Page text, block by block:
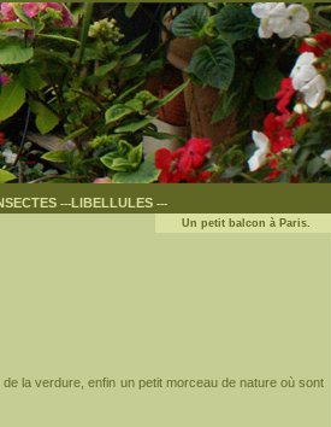
---LIBELLULES ---
Un petit balcon à Paris.
la verdure, enfin un petit morceau de nature où sont